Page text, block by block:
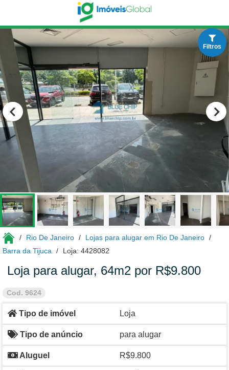
Rio De Janeiro
Lojas para alugar em Rio De Janeiro
Barra da Tijuca
Loja: 4428082
Loja para alugar, 64m2 por R$9.800
Cod. 9624
Tipo de imóvel Loja
Tipo de anúncio para alugar
Aluguel R$9.800
Filtros